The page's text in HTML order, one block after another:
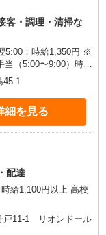
客・調理・清掃な
5:00：時給1,350円 ※
（5:00〜9:00）時給
45-1
細を見る
配達
給1,100円以上 高校
戸11-1 リオンドール